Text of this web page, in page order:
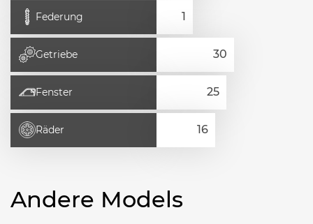
Federung
Getriebe
Fenster
Räder
Andere Models